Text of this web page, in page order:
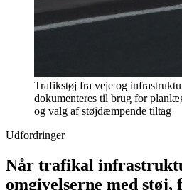
Trafikstøj fra veje og
dokumenteres til brug for
og valg af støjdæmpende tiltag
Udfordringer
Når trafikal
omgivelserne med støj,